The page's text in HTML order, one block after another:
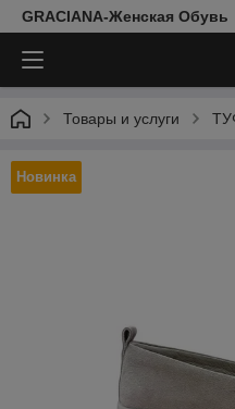
GRACIANA-Женская Обувь
Товары и услуги
Новинка